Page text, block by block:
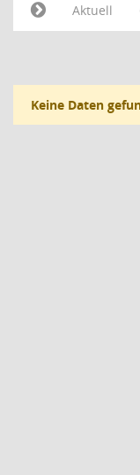
Aktuell
Keine Daten